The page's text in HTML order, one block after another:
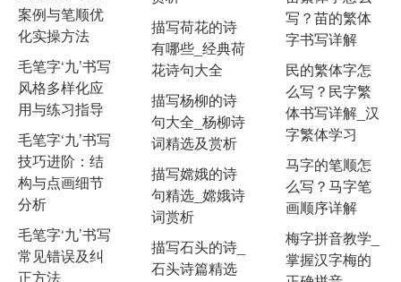
案例与笔顺优
化实操方法
毛笔字‘九’书写
风格多样化应
用与练习指导
毛笔字‘九’书写
技巧进阶：结
构与点画细节
分析
毛笔字‘九’书写
常见错误及纠
正方法
描写荷花的诗
有哪些_经典荷
花诗句大全
描写杨柳的诗
句大全_杨柳诗
词精选及赏析
描写嫦娥的诗
句精选_嫦娥诗
词赏析
描写石头的诗_
石头诗篇精选
写？苗的繁体
字书写详解
民的繁体字怎
么写？民字繁
体书写详解_汉
字繁体学习
马字的笔顺怎
么写？马字笔
画顺序详解
梅字拼音教学_
掌握汉字梅的